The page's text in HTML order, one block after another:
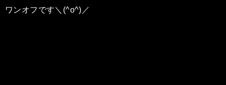
ワンオフです＼(^o^)／